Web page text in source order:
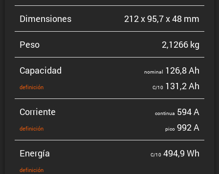
Dimen­siones 212 x 95,7 x 48 mm
Peso 2,1266 kg
Capacidad
defini­ción
nominal 126,8 Ah
C/10 131,2 Ah
Corriente
defini­ción
continua 594 A
pico 992 A
Energía
defini­ción
C/10 494,9 Wh